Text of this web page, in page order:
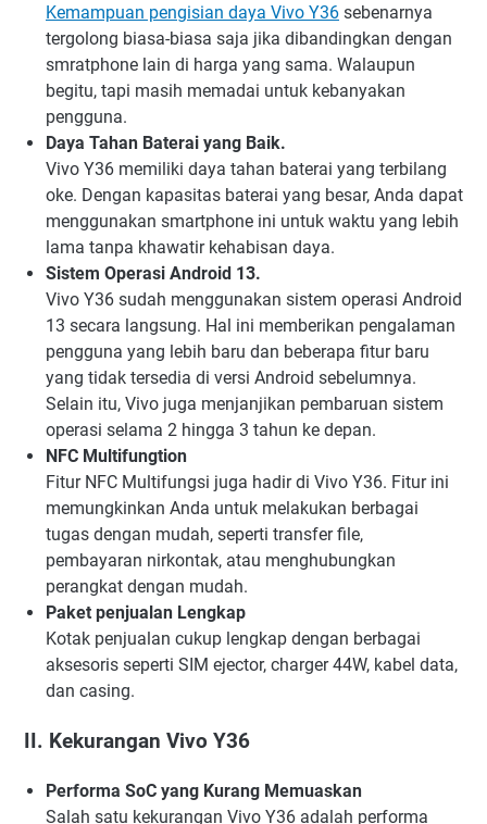
Kemampuan pengisian daya Vivo Y36 sebenarnya
tergolong biasa-biasa saja jika dibandingkan dengan
smratphone lain di harga yang sama. Walaupun
begitu, tapi masih memadai untuk kebanyakan
pengguna.
Daya Tahan Baterai yang Baik.
Vivo Y36 memiliki daya tahan baterai yang terbilang
oke. Dengan kapasitas baterai yang besar, Anda dapat
menggunakan smartphone ini untuk waktu yang lebih
lama tanpa khawatir kehabisan daya.
Sistem Operasi Android 13.
Vivo Y36 sudah menggunakan sistem operasi Android
13 secara langsung. Hal ini memberikan pengalaman
pengguna yang lebih baru dan beberapa fitur baru
yang tidak tersedia di versi Android sebelumnya.
Selain itu, Vivo juga menjanjikan pembaruan sistem
operasi selama 2 hingga 3 tahun ke depan.
NFC Multifungtion
Fitur NFC Multifungsi juga hadir di Vivo Y36. Fitur ini
memungkinkan Anda untuk melakukan berbagai
tugas dengan mudah, seperti transfer file,
pembayaran nirkontak, atau menghubungkan
perangkat dengan mudah.
Paket penjualan Lengkap
Kotak penjualan cukup lengkap dengan berbagai
aksesoris seperti SIM ejector, charger 44W, kabel data,
dan casing.
II. Kekurangan Vivo Y36
Performa SoC yang Kurang Memuaskan
Salah satu kekurangan Vivo Y36 adalah performa